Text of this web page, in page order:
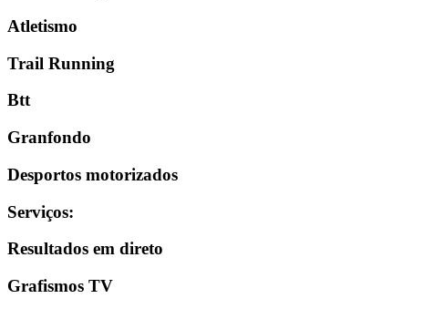
Atletismo
Trail Running
Btt
Granfondo
Desportos motorizados
Serviços:
Resultados em direto
Grafismos TV